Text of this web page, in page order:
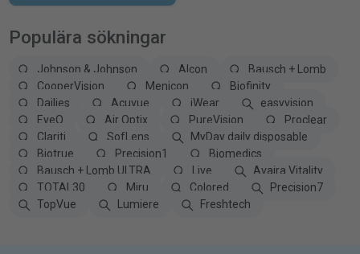
Populära sökningar
Johnson & Johnson Alcon
Bausch + Lomb
CooperVision
Menicon
Biofinity
Dailies
Acuvue iWear
easyvision
EyeQ
Air Optix PureVision
Proclear
Clariti
SofLens
MyDay daily disposable
Biotrue
Precision1
Biomedics
Bausch + Lomb ULTRA
Live
Avaira Vitality
TOTAL30
Miru Colored
Precision7
TopVue
Lumiere Freshtech